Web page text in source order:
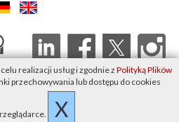
realizacji usług i zgodnie z Polityką Plików
przechowywania lub dostępu do cookies
X